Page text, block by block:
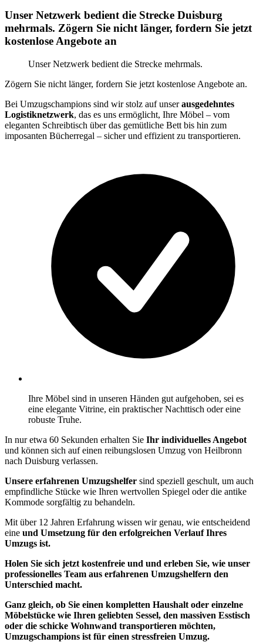
Unser Netzwerk bedient die Strecke Duisburg
mehrmals. Zögern Sie nicht länger, fordern Sie jetzt
kostenlose Angebote an
Unser Netzwerk bedient die Strecke mehrmals.
Zögern Sie nicht länger, fordern Sie jetzt kostenlose Angebote an.
Bei Umzugschampions sind wir stolz auf unserausgedehntes
Logistiknetzwerk, das es uns ermöglicht, Ihre Möbel – vom
eleganten Schreibtisch über das gemütliche Bett bis hin zum
imposanten Bücherregal – sicher und effizient zu transportieren.
Ihre Möbel sind in unseren Händen gut aufgehoben, sei es
eine elegante Vitrine, ein praktischer Nachttisch oder eine
robuste Truhe.
In nur etwa 60 Sekunden erhalten Sie Ihr individuelles Angebot
und können sich auf einen reibungslosen Umzug von Heilbronn
nach Duisburg verlassen.
Unsere erfahrenen Umzugshelfer sind speziell geschult, um auch
empfindliche Stücke wie Ihren wertvollen Spiegel oder die antike
Kommode sorgfältig zu behandeln.
Mit über 12 Jahren Erfahrung wissen wir genau, wie entscheidend
eine und Umsetzung für den erfolgreichen Verlauf Ihres
Umzugs ist.
Holen Sie sich jetzt kostenfreie und und erleben Sie, wie unser
professionelles Team aus erfahrenen Umzugshelfern den
Unterschied macht.
Ganz gleich, ob Sie einen kompletten Haushalt oder einzelne
Möbelstücke wie Ihren geliebten Sessel, den massiven Esstisch
oder die schicke Wohnwand transportieren möchten,
Umzugschampions ist für einen stressfreien Umzug.